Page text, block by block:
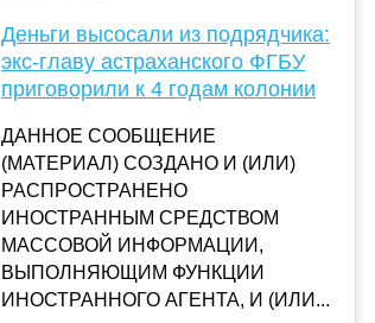
Деньги высосали из подрядчика:
экс-главу астраханского ФГБУ
приговорили к 4 годам колонии
ДАННОЕ СООБЩЕНИЕ
(МАТЕРИАЛ) СОЗДАНО И (ИЛИ)
РАСПРОСТРАНЕНО
ИНОСТРАННЫМ СРЕДСТВОМ
МАССОВОЙ ИНФОРМАЦИИ,
ВЫПОЛНЯЮЩИМ ФУНКЦИИ
ИНОСТРАННОГО АГЕНТА, И (ИЛИ...